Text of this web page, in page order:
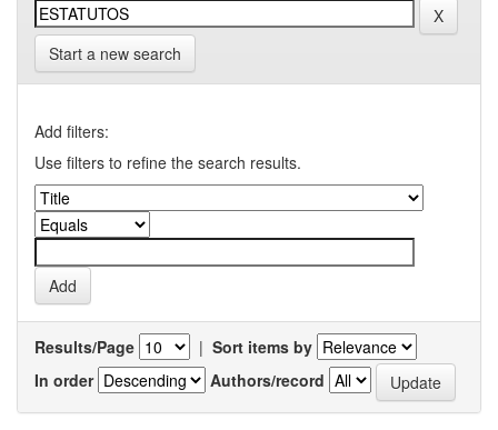
Start a new search
Add filters:
Use filters to refine the search results.
Results/Page | Sort items by
In order
Authors/record